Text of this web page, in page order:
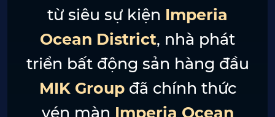
từ siêu sự kiện Imperia
Ocean District, nhà phát
triển bất động sản hàng đầu
MIK Groupđã chính thức
vén màn Imperia Ocean